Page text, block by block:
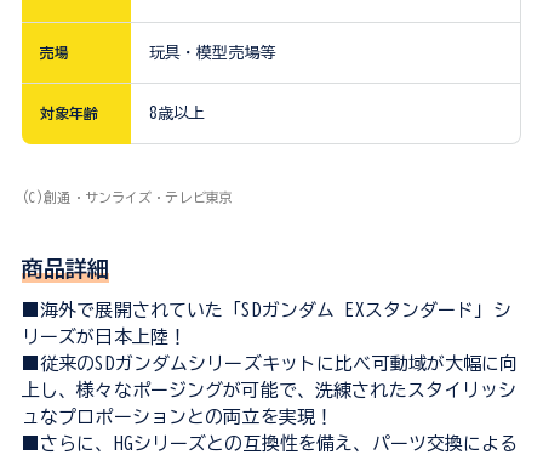
売場 玩具・模型売場等
対象年齢 8歳以上
(C)創通・サンライズ・テレビ東京
商品詳細
■海外で展開されていた「SDガンダム EXスタンダード」シ
リーズが日本上陸！
■従来のSDガンダムシリーズキットに比べ可動域が大幅に向
上し、様々なポージングが可能で、洗練されたスタイリッシ
ュなプロポーションとの両立を実現！
■さらに、HGシリーズとの互換性を備え、パーツ交換による